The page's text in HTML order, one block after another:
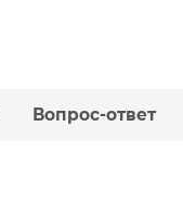
Вопрос-ответ